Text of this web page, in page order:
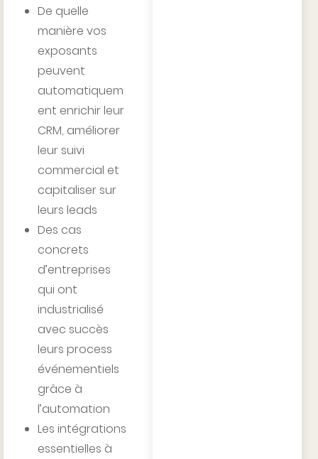
De quelle
manière vos
exposants
peuvent
automatiquem
ent enrichir leur
CRM, améliorer
leur suivi
commercial et
capitaliser sur
leurs leads
Des cas
concrets
d’entreprises
qui ont
industrialisé
avec succès
leurs process
événementiels
grâce à
l’automation
Les intégrations
essentielles à